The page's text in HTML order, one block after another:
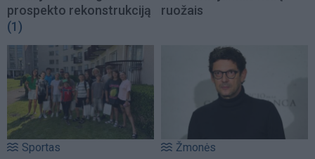
prospekto rekonstrukciją
(1)
ruožais
Sportas Žmonės